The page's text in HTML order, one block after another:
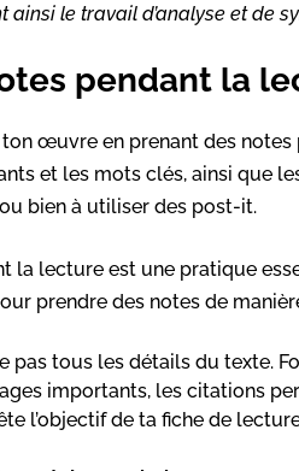
le travail d’analyse et de
pendant la
œuvre en prenant des
et les mots clés, ainsi que
ou bien à utiliser des post-it.
la lecture est une pratique
prendre des notes de
pas tous les détails du texte.
importants, les citations
l’objectif de ta fiche de